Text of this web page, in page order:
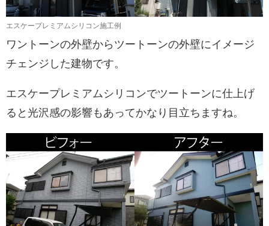
エスケープレミアムシリコン施工例
ワントーンの外壁からツートーンの外壁にイメージ
チェンジした建物です。
エスケープレミアムシリコンでツートーンに仕上げ
ると光沢感の影響もあってかなり目立ちますね。